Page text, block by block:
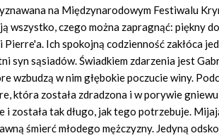
na Międzynarodowym Festiwalu
wszystko, czego można zapragnąć: piękny
Ich spokojną codzienność zakłóca
syn sąsiadów. Świadkiem zdarzenia jest
wzbudzą w nim głębokie poczucie winy.
która została zdradzona i w porywie
i została tak długo, jak tego potrzebuje.
śmierć młodego mężczyzny. Jedyną